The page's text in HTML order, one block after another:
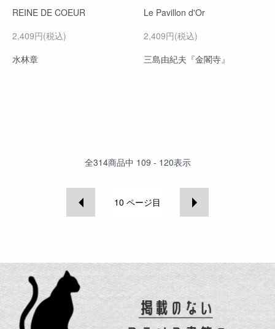
REINE DE COEUR
2,409円(税込)
水林章
Le Pavillon d'Or
2,409円(税込)
三島由紀夫『金閣寺』
全314商品中 109 - 120表示
10 ページ目